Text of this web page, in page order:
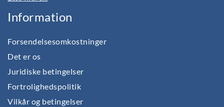
Information
Forsendelsesomkostninger
Det er os
Juridiske betingelser
Fortrolighedspolitik
Vilkår og betingelser